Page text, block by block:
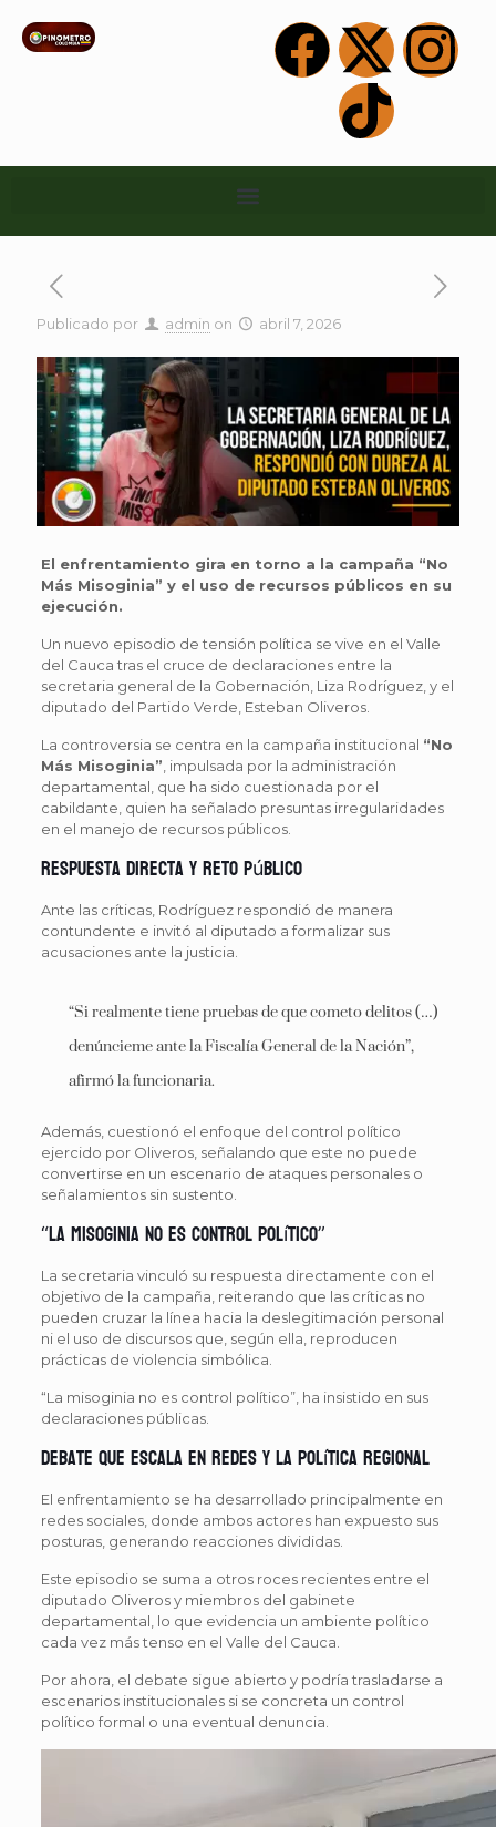
Publicado por admin on abril 7, 2026
El enfrentamiento gira en torno a la campaña “No
Más Misoginia” y el uso de recursos públicos en su
ejecución.
Un nuevo episodio de tensión política se vive en el Valle
del Cauca tras el cruce de declaraciones entre la
secretaria general de la Gobernación, Liza Rodríguez, y el
diputado del Partido Verde, Esteban Oliveros.
La controversia se centra en la campaña institucional “No
Más Misoginia” , impulsada por la administración
departamental, que ha sido cuestionada por el
cabildante, quien ha señalado presuntas irregularidades
en el manejo de recursos públicos.
Respuesta directa y reto público
Ante las críticas, Rodríguez respondió de manera
contundente e invitó al diputado a formalizar sus
acusaciones ante la justicia.
“Si realmente tiene pruebas de que cometo delitos (…)
denúncieme ante la Fiscalía General de la Nación”,
afirmó la funcionaria.
Además, cuestionó el enfoque del control político
ejercido por Oliveros, señalando que este no puede
convertirse en un escenario de ataques personales o
señalamientos sin sustento.
“La misoginia no es control político”
La secretaria vinculó su respuesta directamente con el
objetivo de la campaña, reiterando que las críticas no
pueden cruzar la línea hacia la deslegitimación personal
ni el uso de discursos que, según ella, reproducen
prácticas de violencia simbólica.
“La misoginia no es control político”, ha insistido en sus
declaraciones públicas.
Debate que escala en redes y la política regional
El enfrentamiento se ha desarrollado principalmente en
redes sociales, donde ambos actores han expuesto sus
posturas, generando reacciones divididas.
Este episodio se suma a otros roces recientes entre el
diputado Oliveros y miembros del gabinete
departamental, lo que evidencia un ambiente político
cada vez más tenso en el Valle del Cauca.
Por ahora, el debate sigue abierto y podría trasladarse a
escenarios institucionales si se concreta un control
político formal o una eventual denuncia.